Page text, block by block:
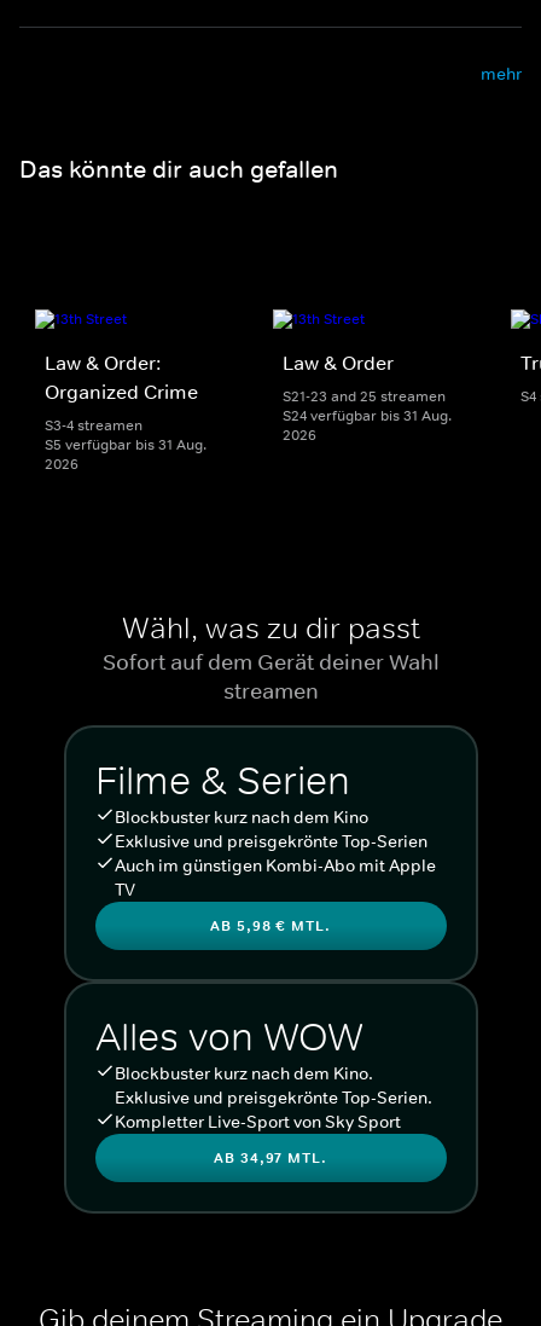
mehr
Das könnte dir auch gefallen
Law & Order:
Organized Crime
S3-4 streamen
S5 verfügbar bis 31 Aug.
2026
Law & Order
S21-23 and 25 streamen
S24 verfügbar bis 31 Aug.
2026
Wähl, was zu dir passt
Sofort auf dem Gerät deiner Wahl
streamen
Filme & Serien
Blockbuster kurz nach dem Kino
Exklusive und preisgekrönte Top-Serien
Auch im günstigen Kombi-Abo mit Apple
TV
AB 5,98 € MTL.
Alles von WOW
Blockbuster kurz nach dem Kino.
Exklusive und preisgekrönte Top-Serien.
Kompletter Live-Sport von Sky Sport
AB 34,97 MTL.
Gib deinem Streaming ein Upgrade